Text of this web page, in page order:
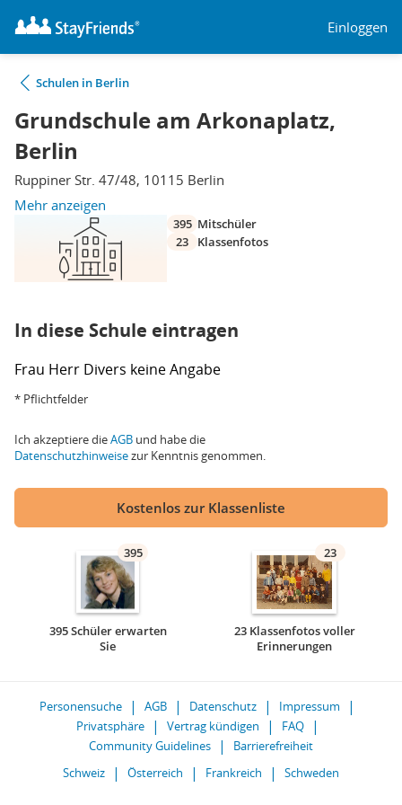
Einloggen
Schulen in Berlin
Grundschule am Arkonaplatz,
Berlin
Ruppiner Str. 47/48, 10115 Berlin
Mehr anzeigen
395 Mitschüler
23
Klassenfotos
In diese Schule eintragen
Frau Herr Divers keine Angabe
* Pflichtfelder
Ich akzeptiere dieAGB und habe die
Datenschutzhinweisezur Kenntnis genommen.
Kostenlos zur Klassenliste
395
395 Schüler erwarten
Sie
23
23 Klassenfotos voller
Erinnerungen
Personensuche AGB Datenschutz
Impressum
Privatsphäre
Vertrag kündigen
FAQ
Community Guidelines
Barrierefreiheit
Schweiz
Österreich Frankreich Schweden